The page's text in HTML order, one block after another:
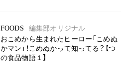
FOODS
編集部オリジナル
おこめから生まれたヒーロー「こめぬ
かマン」！こめぬかって知ってる？【つ
の食品物語１】